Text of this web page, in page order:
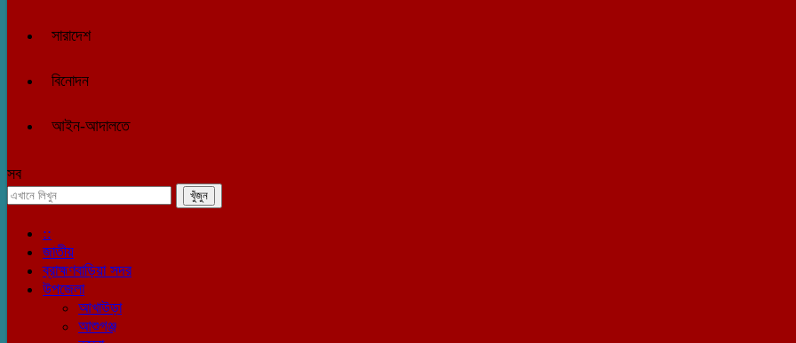
সারাদেশ
বিনোদন
আইন-আদালতে
সব
::
জাতীয়
ব্রাহ্মণবাড়িয়া সদর
উপজেলা
আখাউড়া
আশুগঞ্জ